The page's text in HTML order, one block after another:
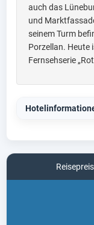
auch das
und
seinem Turm
Porzellan. Heute
Fernsehserie